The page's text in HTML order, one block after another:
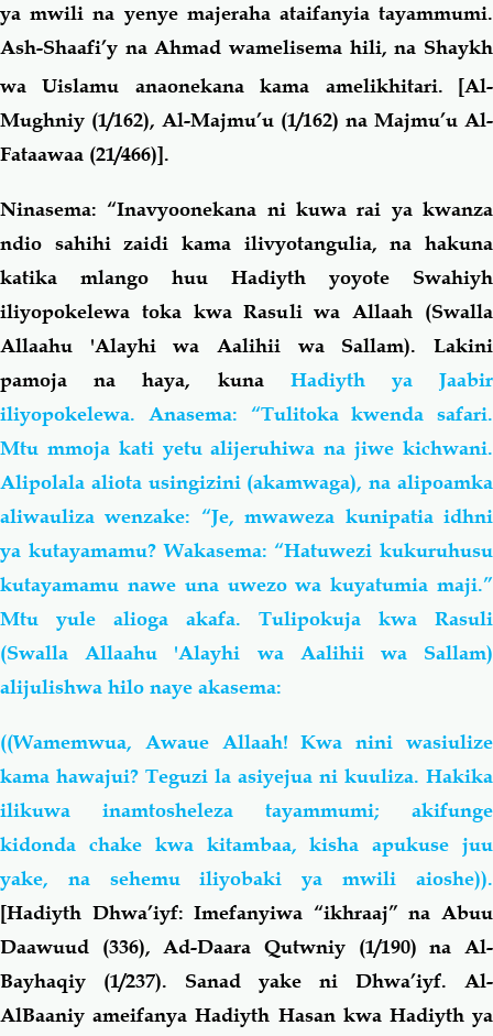
ya mwili na yenye majeraha ataifanyia tayammumi.
Ash-Shaafi’y na Ahmad wamelisema hili, na Shaykh
wa Uislamu anaonekana kama amelikhitari.
[Al-
Mughniy (1/162), Al-Majmu’u (1/162) na Majmu’u Al-
Fataawaa (21/466)].
Ninasema: “Inavyoonekana ni kuwa rai ya kwanza
ndio sahihi zaidi kama ilivyotangulia, na hakuna
katika mlango huu Hadiyth yoyote Swahiyh
iliyopokelewa toka kwa Rasuli wa Allaah (Swalla
Allaahu 'Alayhi wa Aalihii wa Sallam). Lakini
pamoja na haya, kuna Hadiyth ya Jaabir
iliyopokelewa. Anasema: “Tulitoka kwenda safari.
Mtu mmoja kati yetu alijeruhiwa na jiwe kichwani.
Alipolala aliota usingizini (akamwaga), na alipoamka
aliwauliza wenzake: “Je, mwaweza kunipatia idhni
ya kutayamamu? Wakasema: “Hatuwezi kukuruhusu
kutayamamu nawe una uwezo wa kuyatumia maji.”
Mtu yule alioga akafa. Tulipokuja kwa Rasuli
(Swalla Allaahu 'Alayhi wa Aalihii wa Sallam)
alijulishwa hilo naye akasema:
((Wamemwua, Awaue Allaah! Kwa nini wasiulize
kama hawajui? Teguzi la asiyejua ni kuuliza. Hakika
ilikuwa inamtosheleza tayammumi; akifunge
kidonda chake kwa kitambaa, kisha apukuse juu
yake, na sehemu iliyobaki ya mwili aioshe)).
[Hadiyth Dhwa’iyf: Imefanyiwa “ikhraaj” na Abuu
Daawuud (336), Ad-Daara Qutwniy (1/190) na Al-
Bayhaqiy (1/237). Sanad yake ni Dhwa’iyf. Al-
AlBaaniy ameifanya Hadiyth Hasan kwa Hadiyth ya